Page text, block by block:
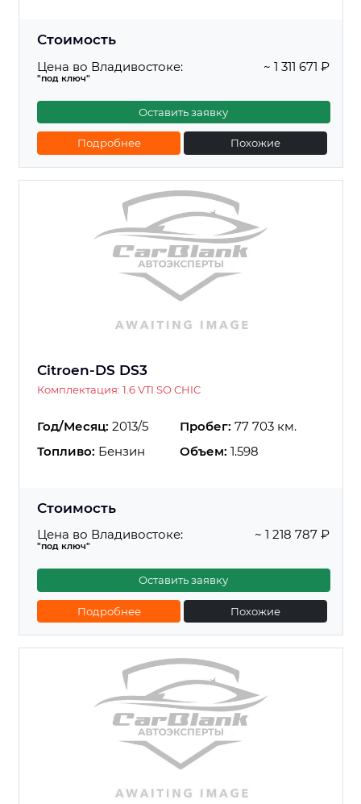
Стоимость
Цена во Владивостоке:
"под ключ"
~ 1 311 671 ₽
Оставить заявку
Подробнее Похожие
Citroen-DS DS3
Комплектация: 1.6 VTI SO CHIC
Год/Месяц: 2013/5 Пробег: 77 703 км.
Топливо: Бензин Объем: 1.598
Стоимость
Цена во Владивостоке:
"под ключ"
~ 1 218 787 ₽
Оставить заявку
Подробнее Похожие